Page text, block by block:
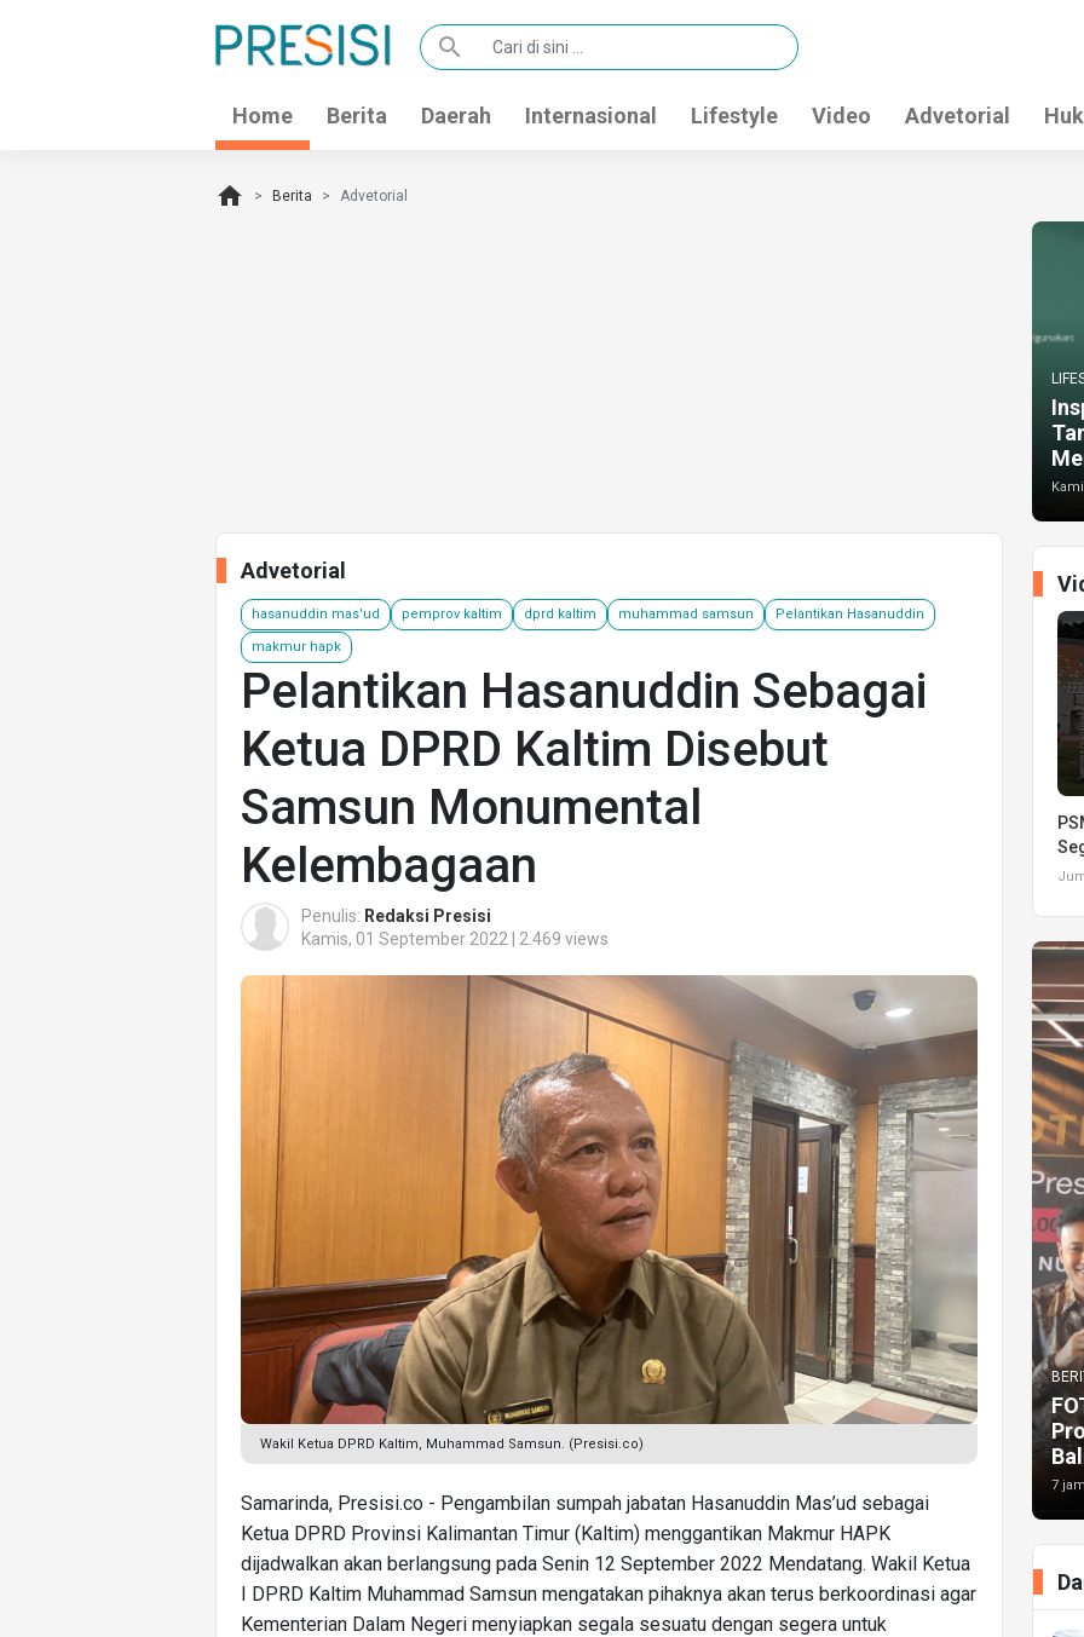
search
Home Berita Daerah Internasional Lifestyle Video Advetorial
home Berita Advetorial
Advetorial
hasanuddin mas'ud pemprov kaltim dprd kaltim muhammad samsun Pelantikan Hasanuddin
makmur hapk
Pelantikan Hasanuddin Sebagai
Ketua DPRD Kaltim Disebut
Samsun Monumental
Kelembagaan
Penulis: Redaksi Presisi
Kamis, 01 September 2022 | 2.469 views
Wakil Ketua DPRD Kaltim, Muhammad Samsun. (Presisi.co)
Samarinda, Presisi.co - Pengambilan sumpah jabatan Hasanuddin Mas’ud sebagai
Ketua DPRD Provinsi Kalimantan Timur (Kaltim) menggantikan Makmur HAPK
dijadwalkan akan berlangsung pada Senin 12 September 2022 Mendatang. Wakil Ketua
I DPRD Kaltim Muhammad Samsun mengatakan pihaknya akan terus berkoordinasi agar
Kementerian Dalam Negeri menyiapkan segala sesuatu dengan segera untuk
7